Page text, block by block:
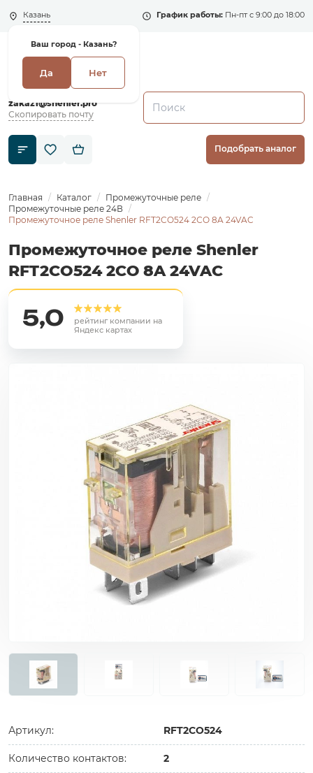
Казань
Ваш город - Казань?
Да Нет
График работы: Пн-пт с 9:00 до 18:00
+7 (495) 135-135-5
zakaz1@shenler.pro
Скопировать почту
Подобрать аналог
Главная Каталог
Промежуточные реле
Промежуточные реле 24В
Промежуточное реле Shenler RFT2CO524 2СО 8A 24VAC
Промежуточное реле Shenler
RFT2CO524 2СО 8A 24VAC
5,0
рейтинг компании на
Яндекс картах
Артикул: RFT2CO524
Количество контактов: 2